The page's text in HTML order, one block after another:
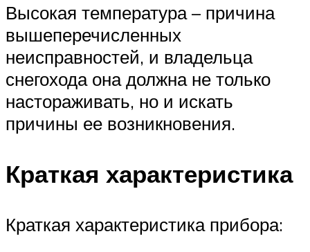
Высокая температура – причина
вышеперечисленных
неисправностей, и владельца
снегохода она должна не только
настораживать, но и искать
причины ее возникновения.
Краткая характеристика
Краткая характеристика прибора: